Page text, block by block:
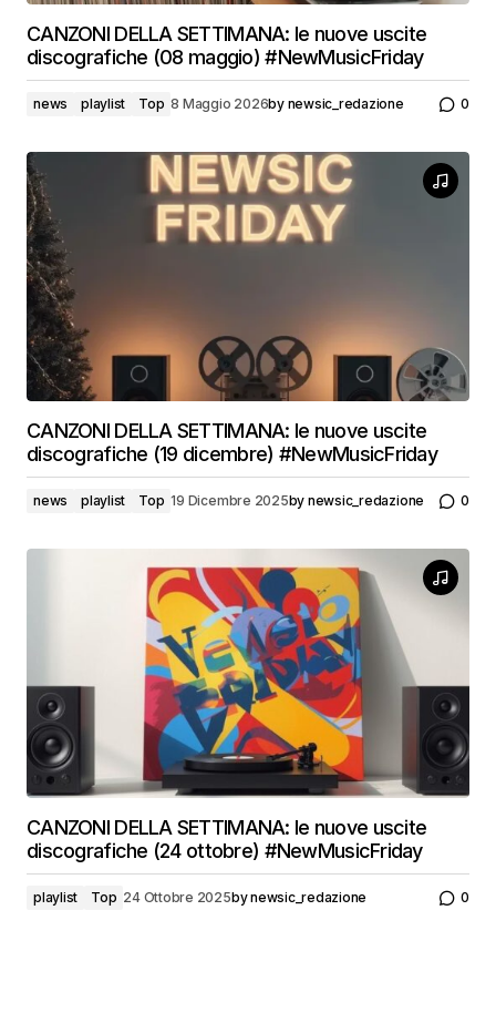
CANZONI DELLA SETTIMANA: le nuove uscite
discografiche (08 maggio) #NewMusicFriday
news playlist Top 8 Maggio 2026by newsic_redazione 0
CANZONI DELLA SETTIMANA: le nuove uscite
discografiche (19 dicembre) #NewMusicFriday
news playlist Top 19 Dicembre 2025by newsic_redazione 0
CANZONI DELLA SETTIMANA: le nuove uscite
discografiche (24 ottobre) #NewMusicFriday
playlist Top 24 Ottobre 2025bynewsic_redazione 0